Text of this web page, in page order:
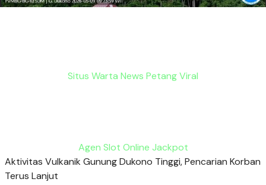
Situs Warta News Petang Viral
Agen Slot Online Jackpot
Aktivitas Vulkanik Gunung Dukono Tinggi, Pencarian Korban
Terus Lanjut